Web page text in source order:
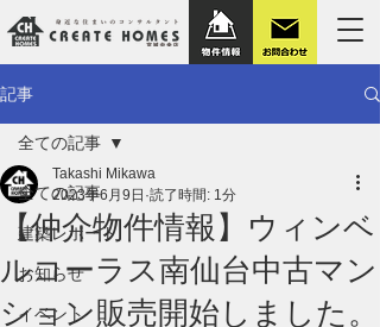
記事
全ての記事
建築レポート
お知らせ
イベント
全ての記事
【仲介物件情報】ウィンベ
ルコーラス南仙台中古マン
ション販売開始しました。
Takashi Mikawa
2023年6月9日 読了時間: 1分